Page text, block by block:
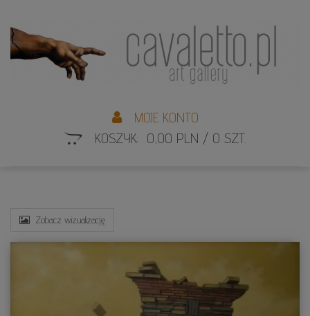
MOJE KONTO
KOSZYK: 0,00 PLN / 0 SZT.
Zobacz wizualizację